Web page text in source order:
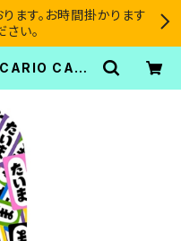
ます。お時間掛かります
い。
CART